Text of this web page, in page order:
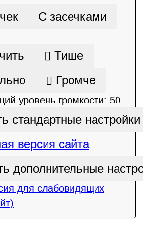
С засечками
Тише
Громче
уровень громкости: 50
стандартные настройки
версия сайта
дополнительные
для слабовидящих